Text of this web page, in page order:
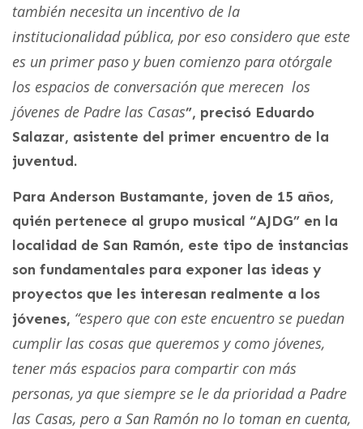
también necesita un incentivo de la
institucionalidad pública, por eso considero que este
es un primer paso y buen comienzo para otórgale
los espacios de conversación que merecen los
jóvenes de Padre las Casas”, precisó Eduardo
Salazar, asistente del primer encuentro de la
juventud.
Para Anderson Bustamante, joven de 15 años,
quién pertenece al grupo musical “AJDG” en la
localidad de San Ramón, este tipo de instancias
son fundamentales para exponer las ideas y
proyectos que les interesan realmente a los
jóvenes, “espero que con este encuentro se puedan
cumplir las cosas que queremos y como jóvenes,
tener más espacios para compartir con más
personas, ya que siempre se le da prioridad a Padre
las Casas, pero a San Ramón no lo toman en cuenta,